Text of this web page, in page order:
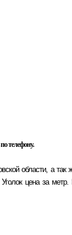
телефону.
области, а так
цена за метр.